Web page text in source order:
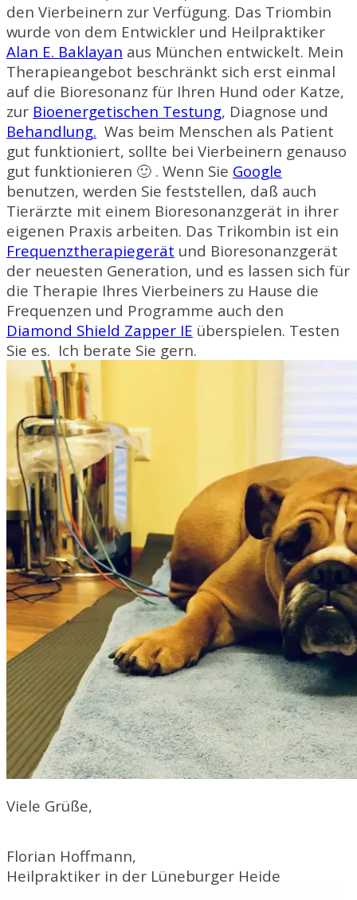
den Vierbeinern zur Verfügung. Das Triombin
wurde von dem Entwickler und Heilpraktiker
Alan E. Baklayan aus München entwickelt. Mein
Therapieangebot beschränkt sich erst einmal
auf die Bioresonanz für Ihren Hund oder Katze,
zur Bioenergetischen Testung, Diagnose und
Behandlung. Was beim Menschen als Patient
gut funktioniert, sollte bei Vierbeinern genauso
gut funktionieren 🙂 . Wenn Sie Google
benutzen, werden Sie feststellen, daß auch
Tierärzte mit einem Bioresonanzgerät in ihrer
eigenen Praxis arbeiten. Das Trikombin ist ein
Frequenztherapiegerät und Bioresonanzgerät
der neuesten Generation, und es lassen sich für
die Therapie Ihres Vierbeiners zu Hause die
Frequenzen und Programme auch den
Diamond Shield Zapper IE überspielen. Testen
Sie es. Ich berate Sie gern.
Viele Grüße,
Florian Hoffmann,
Heilpraktiker in der Lüneburger Heide